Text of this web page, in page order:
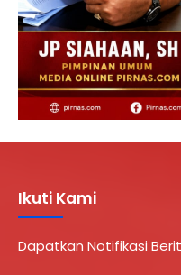
Ikuti Kami
Dapatkan Notifikasi